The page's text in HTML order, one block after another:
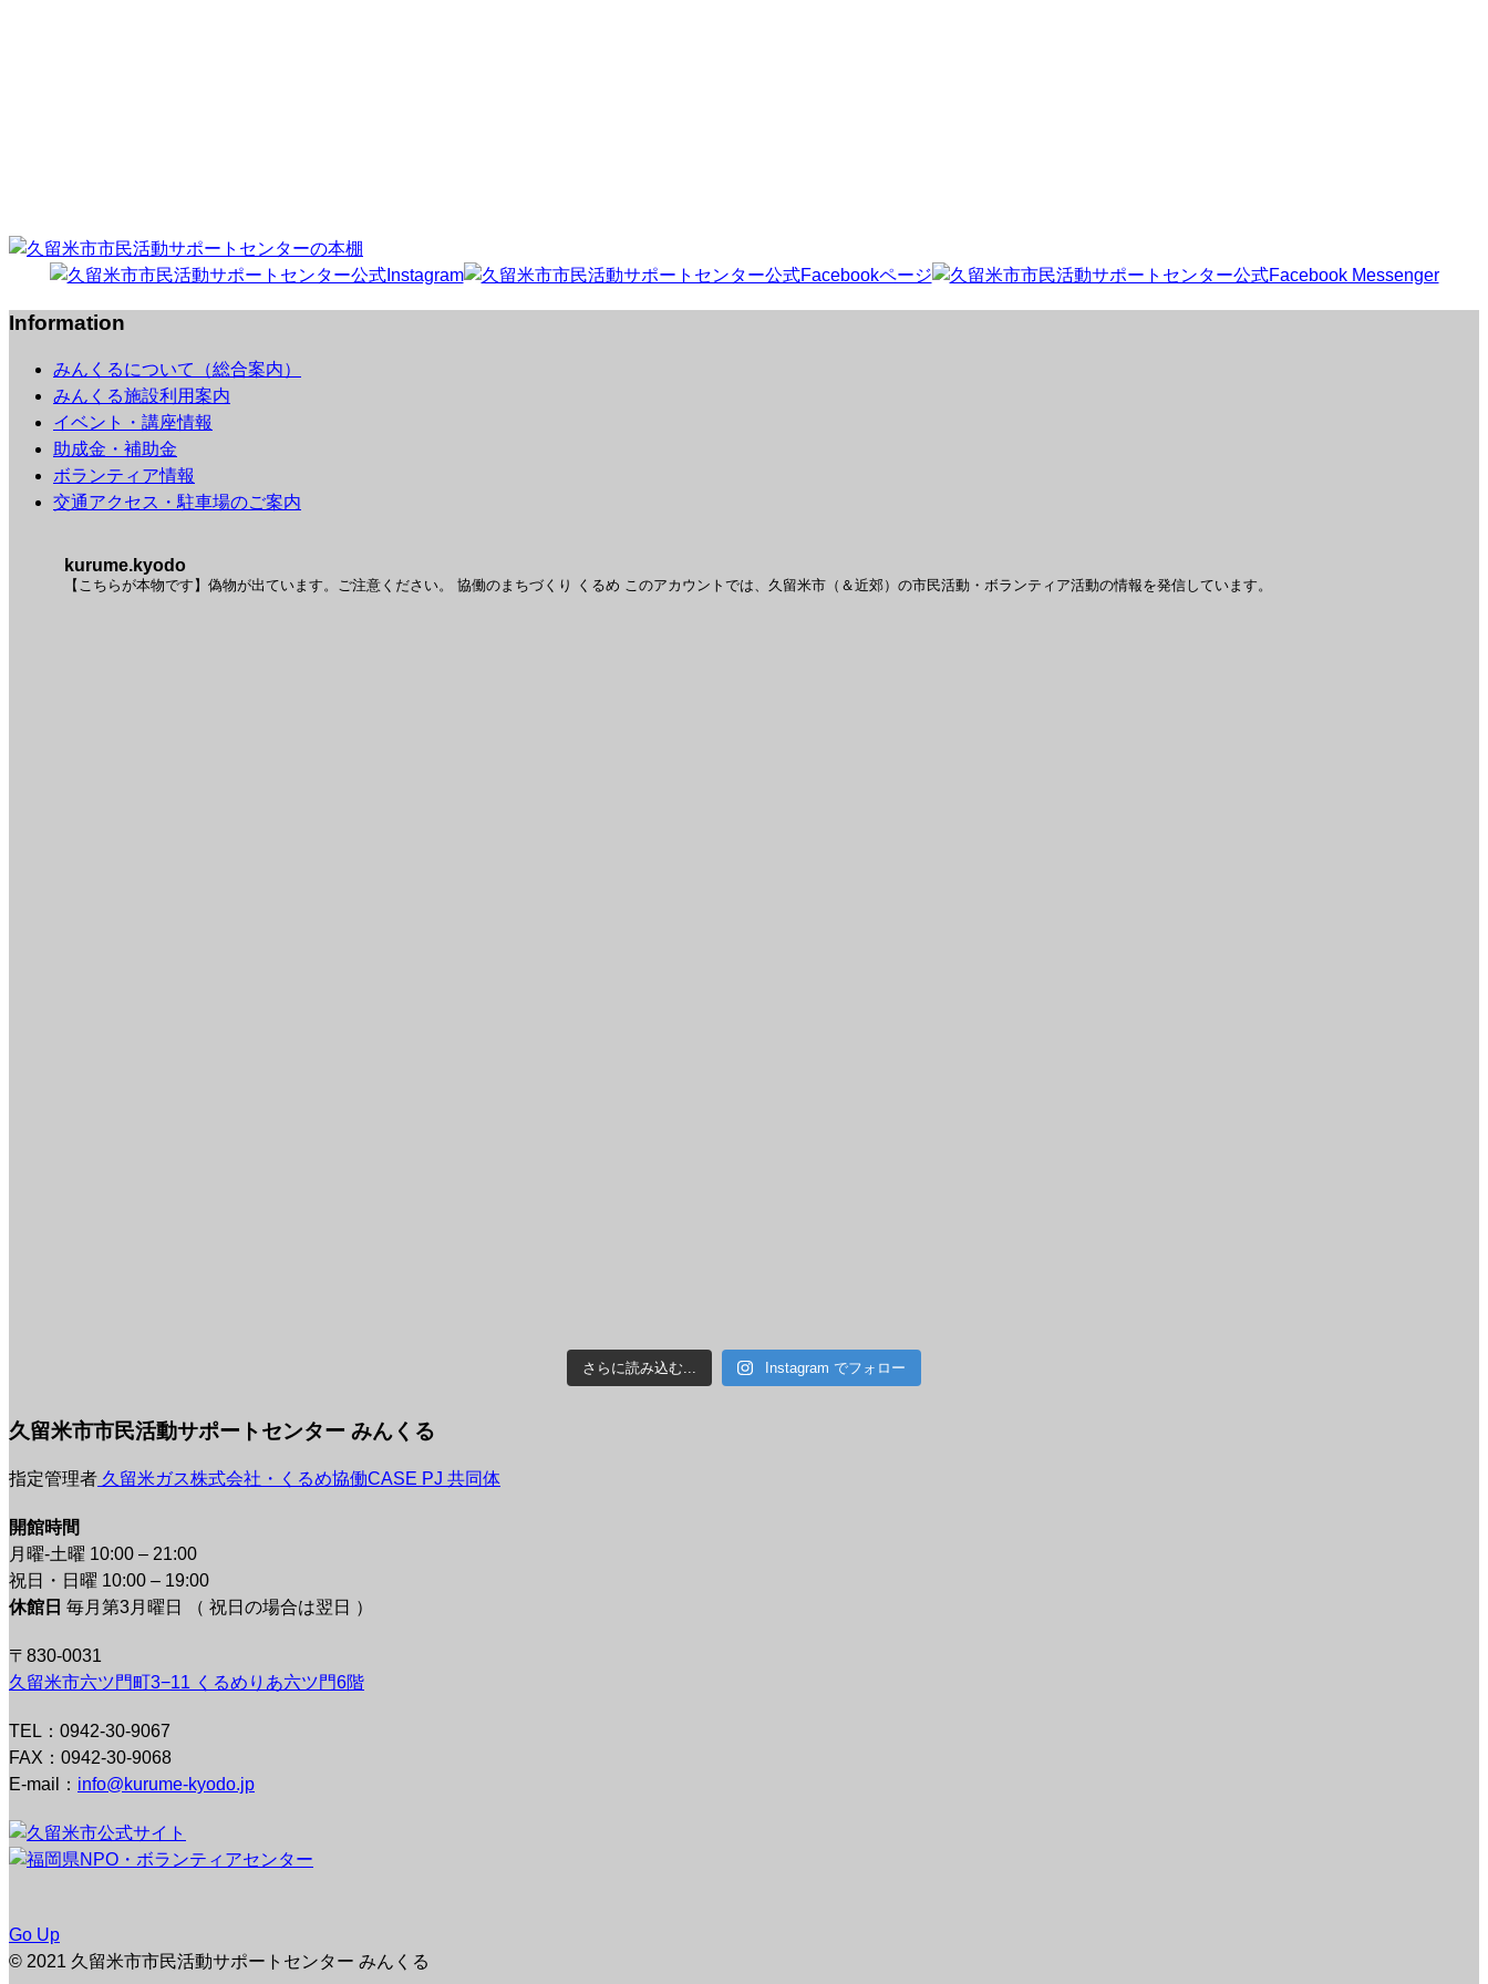
Information
みんくるについて（総合案内）
みんくる施設利用案内
イベント・講座情報
助成金・補助金
ボランティア情報
交通アクセス・駐車場のご案内
kurume.kyodo
【こちらが本物です】偽物が出ています。ご注意ください。 協働のまちづくり くるめ このアカウントでは、久留米市（＆近郊）の市民活動・ボランティア活動の情報を発信しています。
さらに読み込む... Instagram でフォロー
久留米市市民活動サポートセンター みんくる
指定管理者 久留米ガス株式会社・くるめ協働CASE PJ 共同体
開館時間
月曜-土曜 10:00 – 21:00
祝日・日曜 10:00 – 19:00
休館日 毎月第3月曜日 （ 祝日の場合は翌日 ）
〒830-0031
久留米市六ツ門町3−11 くるめりあ六ツ門6階
TEL：0942-30-9067
FAX：0942-30-9068
E-mail： info@kurume-kyodo.jp
Go Up
© 2021 久留米市市民活動サポートセンター みんくる